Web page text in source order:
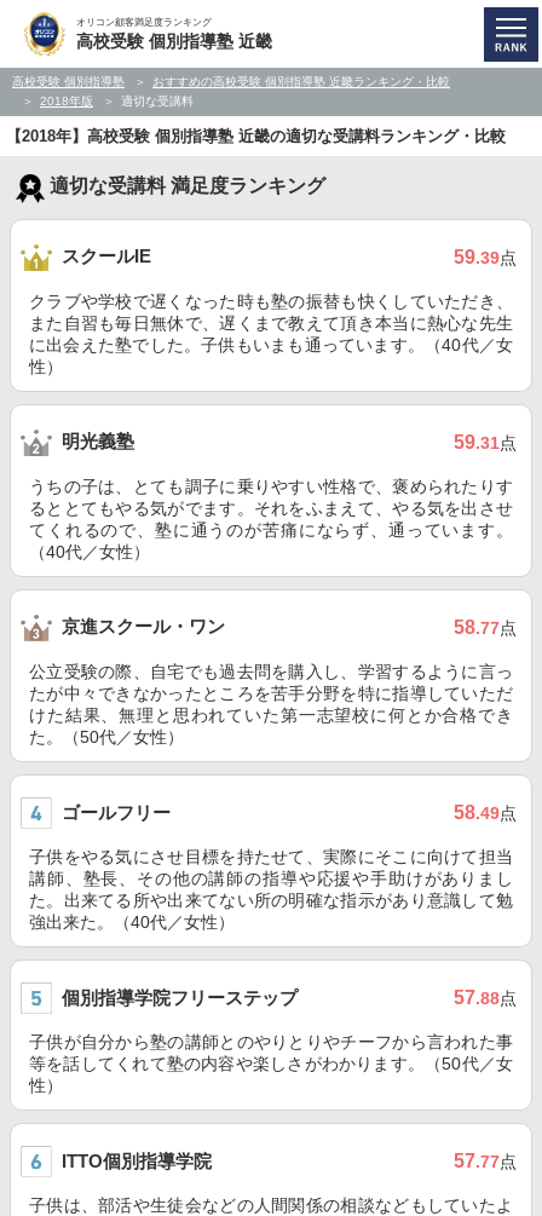
オリコン顧客満足度ランキング
高校受験 個別指導塾 近畿
高校受験 個別指導塾
おすすめの高校受験 個別指導塾 近畿ランキング・比較
2018年版
適切な受講料
【2018年】高校受験 個別指導塾 近畿の適切な受講料ランキング・比較
適切な受講料 満足度ランキング
スクールIE 59.39点
クラブや学校で遅くなった時も塾の振替も快くしていただき、
また自習も毎日無休で、遅くまで教えて頂き本当に熱心な先生
に出会えた塾でした。子供もいまも通っています。（40代／女
性）
明光義塾 59.31点
うちの子は、とても調子に乗りやすい性格で、褒められたりす
るととてもやる気がでます。それをふまえて、やる気を出させ
てくれるので、塾に通うのが苦痛にならず、通っています。
（40代／女性）
京進スクール・ワン 58.77点
公立受験の際、自宅でも過去問を購入し、学習するように言っ
たが中々できなかったところを苦手分野を特に指導していただ
けた結果、無理と思われていた第一志望校に何とか合格でき
た。（50代／女性）
ゴールフリー 58.49点
子供をやる気にさせ目標を持たせて、実際にそこに向けて担当
講師、塾長、その他の講師の指導や応援や手助けがありまし
た。出来てる所や出来てない所の明確な指示があり意識して勉
強出来た。（40代／女性）
個別指導学院フリーステップ 57.88点
子供が自分から塾の講師とのやりとりやチーフから言われた事
等を話してくれて塾の内容や楽しさがわかります。（50代／女
性）
ITTO個別指導学院 57.77点
子供は、部活や生徒会などの人間関係の相談などもしていたよ